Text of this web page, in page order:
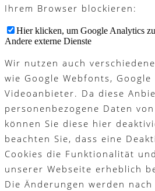
Ihrem Browser blockieren:
Hier klicken, um Google Analytics
Andere externe Dienste
Wir nutzen auch
wie Google Webfonts,
Videoanbieter. Da diese
personenbezogene Daten
können Sie diese hier
beachten Sie, dass eine
Cookies die Funktionalität
unserer Webseite erheblich
Die Änderungen werden